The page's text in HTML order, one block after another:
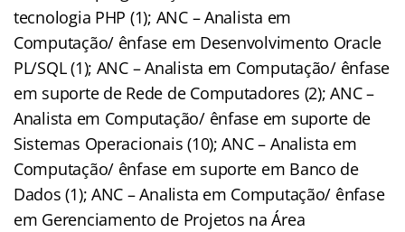
tecnologia PHP (1); ANC – Analista em
Computação/ ênfase em Desenvolvimento Oracle
PL/SQL (1); ANC – Analista em Computação/ ênfase
em suporte de Rede de Computadores (2); ANC –
Analista em Computação/ ênfase em suporte de
Sistemas Operacionais (10); ANC – Analista em
Computação/ ênfase em suporte em Banco de
Dados (1); ANC – Analista em Computação/ ênfase
em Gerenciamento de Projetos na Área